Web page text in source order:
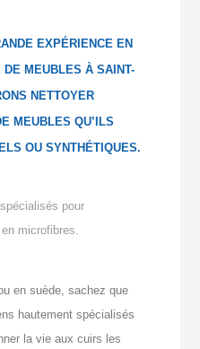
EXPÉRIENCE EN
DE MEUBLES À SAINT-
NETTOYER
MEUBLES QU’ILS
OU SYNTHÉTIQUES.
pour
microfibres.
en suède, sachez que
hautement spécialisés
la vie aux cuirs les